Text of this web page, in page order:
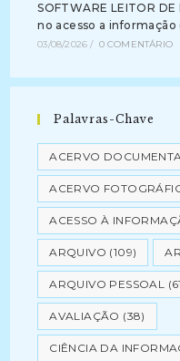
SOFTWARE LEITOR
no acesso a informação
03/08/2026 / 0 COMENTÁRIO
Palavras-Chave
ACERVO
ACERVO
ACESSO À
ARQUIVO (109)
ARQUIVO PESSOAL
AVALIAÇÃO (38)
CIÊNCIA DA